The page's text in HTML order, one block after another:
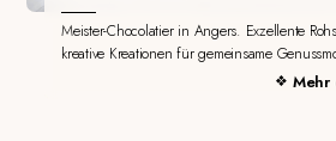
Meister-Chocolatier in Angers. Exzellente
kreative Kreationen für gemeinsame
Mehr